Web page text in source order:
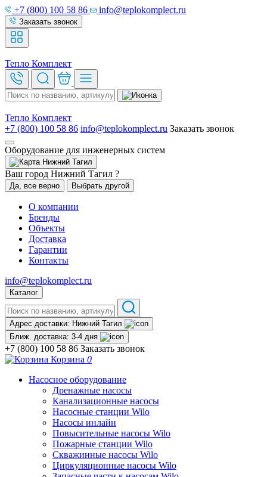
+7 (800) 100 58 86 info@teplokomplect.ru
Заказать звонок
Тепло Комплект
Тепло Комплект
+7 (800) 100 58 86 info@teplokomplect.ru Заказать звонок
Оборудование для инженерных систем
Нижний Тагил
Ваш город Нижний Тагил ?
Да, все верно Выбрать другой
О компании
Бренды
Объекты
Доставка
Гарантии
Контакты
info@teplokomplect.ru
Каталог
Адрес доставки: Нижний Тагил
Ближ. доставка: 3-4 дня
+7 (800) 100 58 86 Заказать звонок
Корзина 0
Насосное оборудование
Дренажные насосы
Канализационные насосы
Насосные станции Wilo
Насосы инлайн
Повысительные насосы Wilo
Пожарные станции Wilo
Скважинные насосы Wilo
Циркуляционные насосы Wilo